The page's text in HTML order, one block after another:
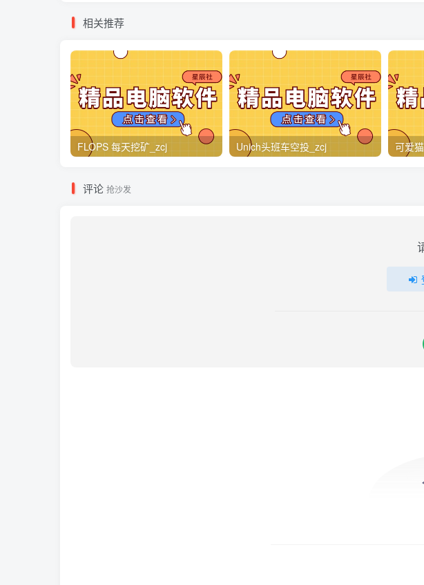
相关推荐
FLOPS 每天挖矿_zcj Unich头班车空投_zcj 可爱
评论 抢沙发